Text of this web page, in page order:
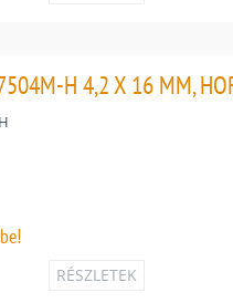
H 4,2 X 16 MM,
RÉSZLETEK